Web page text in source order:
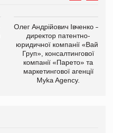
Олег Андрійович Івченко —
директор патентно-
юридичної компанії «Вайз
Груп», консалтингової
компанії «Парето» та
маркетингової агенції
Myka Agency.